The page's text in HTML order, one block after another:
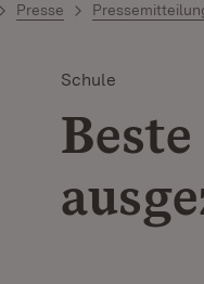
Presse
Schule